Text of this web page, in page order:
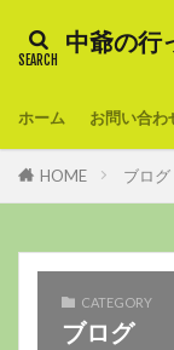
中爺の
ホーム お問い合わ
HOME ブログ
CATEGORY
ブログ